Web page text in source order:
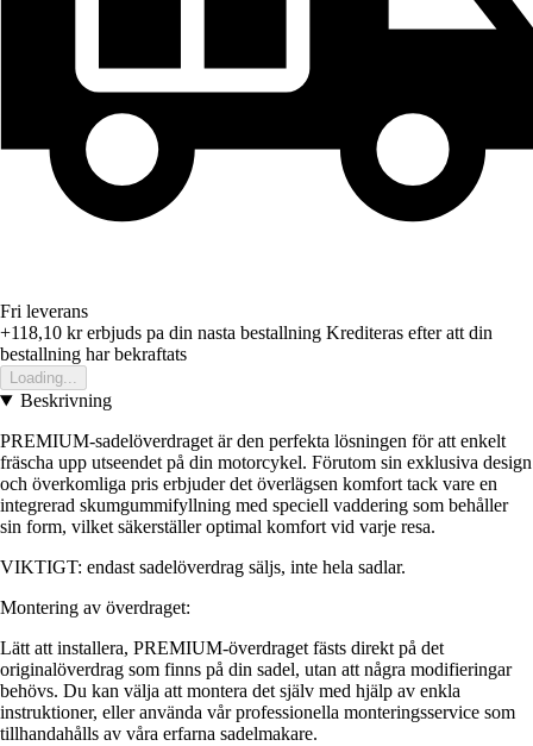
Fri leverans
+118,10 krerbjuds pa din nasta bestallning Krediteras efter att din
bestallning har bekraftats
Loading...
Beskrivning
PREMIUM-sadelöverdraget är den perfekta lösningen för att enkelt
fräscha upp utseendet på din motorcykel. Förutom sin exklusiva design
och överkomliga pris erbjuder det överlägsen komfort tack vare en
integrerad skumgummifyllning med speciell vaddering som behåller
sin form, vilket säkerställer optimal komfort vid varje resa.
VIKTIGT: endast sadelöverdrag säljs, inte hela sadlar.
Montering av överdraget:
Lätt att installera, PREMIUM-överdraget fästs direkt på det
originalöverdrag som finns på din sadel, utan att några modifieringar
behövs. Du kan välja att montera det själv med hjälp av enkla
instruktioner, eller använda vår professionella monteringsservice som
tillhandahålls av våra erfarna sadelmakare.